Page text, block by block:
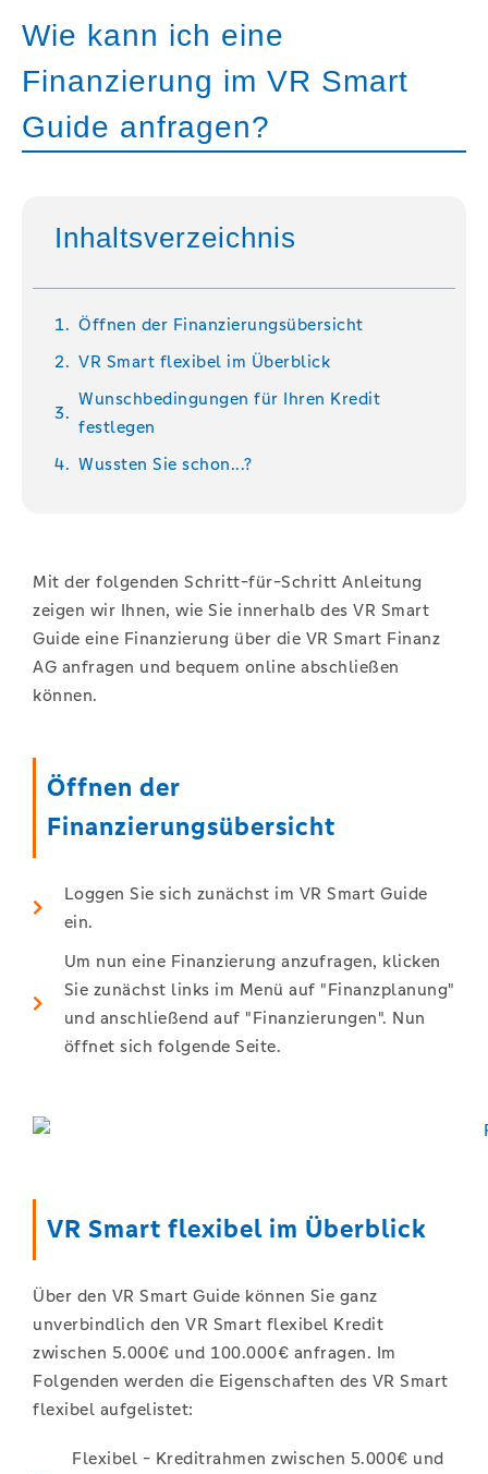
Wie kann ich eine
Finanzierung im VR Smart
Guide anfragen?
Inhaltsverzeichnis
Öffnen der Finanzierungsübersicht
VR Smart flexibel im Überblick
Wunschbedingungen für Ihren Kredit
festlegen
Wussten Sie schon...?
Mit der folgenden Schritt-für-Schritt Anleitung
zeigen wir Ihnen, wie Sie innerhalb des VR Smart
Guide eine Finanzierung über die VR Smart Finanz
AG anfragen und bequem online abschließen
können.
Öffnen der
Finanzierungsübersicht
Loggen Sie sich zunächst im VR Smart Guide
ein.
Um nun eine Finanzierung anzufragen, klicken
Sie zunächst links im Menü auf "Finanzplanung"
und anschließend auf "Finanzierungen". Nun
öffnet sich folgende Seite.
VR Smart flexibel im Überblick
Über den VR Smart Guide können Sie ganz
unverbindlich den VR Smart flexibel Kredit
zwischen 5.000€ und 100.000€ anfragen. Im
Folgenden werden die Eigenschaften des VR Smart
flexibel aufgelistet:
Flexibel - Kreditrahmen zwischen 5.000€ und